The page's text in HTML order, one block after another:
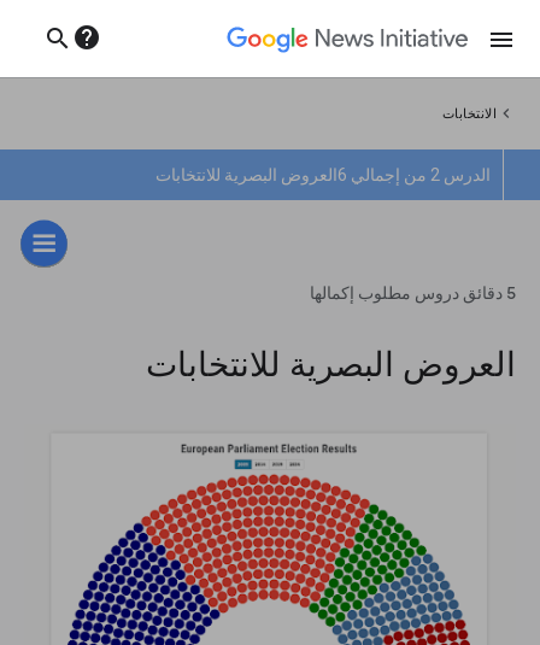
menu
help
search
chevron_left الانتخابات
الدرس 2 من إجمالي 6 العروض البصرية للانتخابات
5 دقائق دروس مطلوب إكمالها
العروض البصرية للانتخابات